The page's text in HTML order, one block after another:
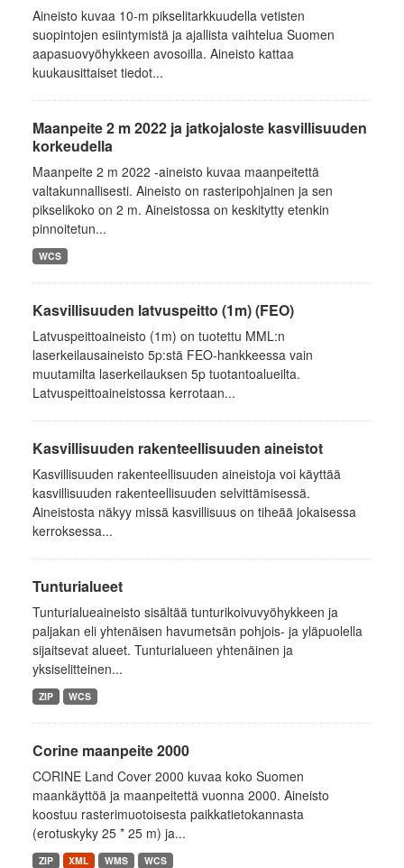
Aineisto kuvaa 10-m pikselitarkkuudella vetisten
suopintojen esiintymistä ja ajallista vaihtelua Suomen
aapasuovyöhykkeen avosoilla. Aineisto kattaa
kuukausittaiset tiedot...
Maanpeite 2 m 2022 ja jatkojaloste kasvillisuuden
korkeudella
Maanpeite 2 m 2022 -aineisto kuvaa maanpeitettä
valtakunnallisesti. Aineisto on rasteripohjainen ja sen
pikselikoko on 2 m. Aineistossa on keskitytty etenkin
pinnoitetun...
WCS
Kasvillisuuden latvuspeitto (1m) (FEO)
Latvuspeittoaineisto (1m) on tuotettu MML:n
laserkeilausaineisto 5p:stä FEO-hankkeessa vain
muutamilta laserkeilauksen 5p tuotantoalueilta.
Latvuspeittoaineistossa kerrotaan...
Kasvillisuuden rakenteellisuuden aineistot
Kasvillisuuden rakenteellisuuden aineistoja voi käyttää
kasvillisuuden rakenteellisuuden selvittämisessä.
Aineistosta näkyy missä kasvillisuus on tiheää jokaisessa
kerroksessa...
Tunturialueet
Tunturialueaineisto sisältää tunturikoivuvyöhykkeen ja
paljakan eli yhtenäisen havumetsän pohjois- ja yläpuolella
sijaitsevat alueet. Tunturialueen yhtenäinen ja
yksiselitteinen...
ZIP WCS
Corine maanpeite 2000
CORINE Land Cover 2000 kuvaa koko Suomen
maankäyttöä ja maanpeitettä vuonna 2000. Aineisto
koostuu rasterimuotoisesta paikkatietokannasta
(erotuskyky 25 * 25 m) ja...
ZIP XML WMS WCS